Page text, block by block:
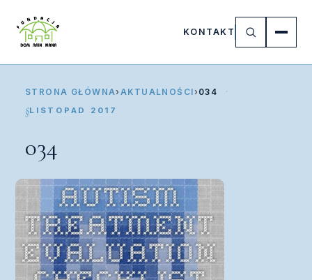
KONTAKT
STRONA GŁÓWNA› AKTUALNOŚCI › 034
LISTOPAD 2017
034